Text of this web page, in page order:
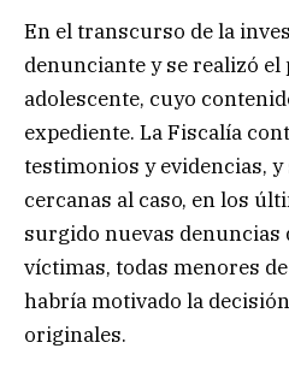
En el transcurso de la
denunciante y se realizó
adolescente, cuyo
expediente. La Fiscalía
testimonios y evidencias,
cercanas al caso, en los
surgido nuevas denuncias
víctimas, todas menores
habría motivado la
originales.